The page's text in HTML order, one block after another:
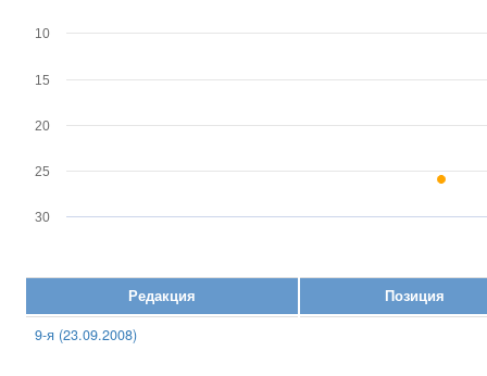
10
15
20
25
30
Редакция
Позиция
9-я (23.09.2008)